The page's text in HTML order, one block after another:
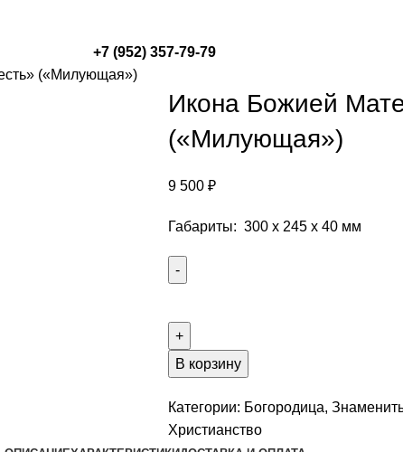
+7 (952) 357-79-79
(«Милующая»)
Икона Божией
(«Милующая»)
9 500 ₽
Габариты: 300 х 245 х 40 мм
Божией
Матери
есть»
(«Милующая»)
В корзину
Категории: Богородица,
Христианство